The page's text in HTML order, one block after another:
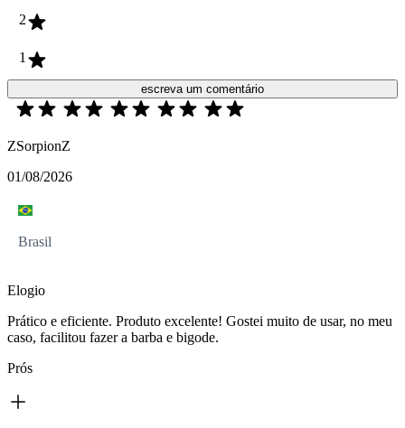
2
1
escreva um comentário
ZSorpionZ
01/08/2026
Brasil
Elogio
Prático e eficiente. Produto excelente! Gostei muito de usar, no meu
caso, facilitou fazer a barba e bigode.
Prós